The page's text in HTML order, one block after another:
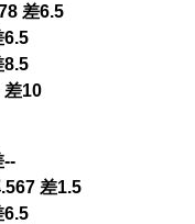
差6.5
8.5
差10
差1.5